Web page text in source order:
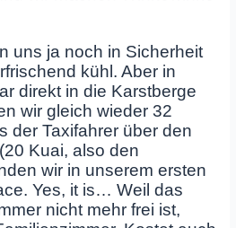
uns ja noch in Sicherheit
kühl. Aber in
direkt in die Karstberge
wir gleich wieder 32
der Taxifahrer über den
Kuai, also den
wir in unserem ersten
Yes, it is… Weil das
nicht mehr frei ist,